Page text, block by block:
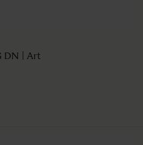
DN | Art